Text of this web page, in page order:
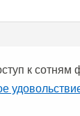
к сотням